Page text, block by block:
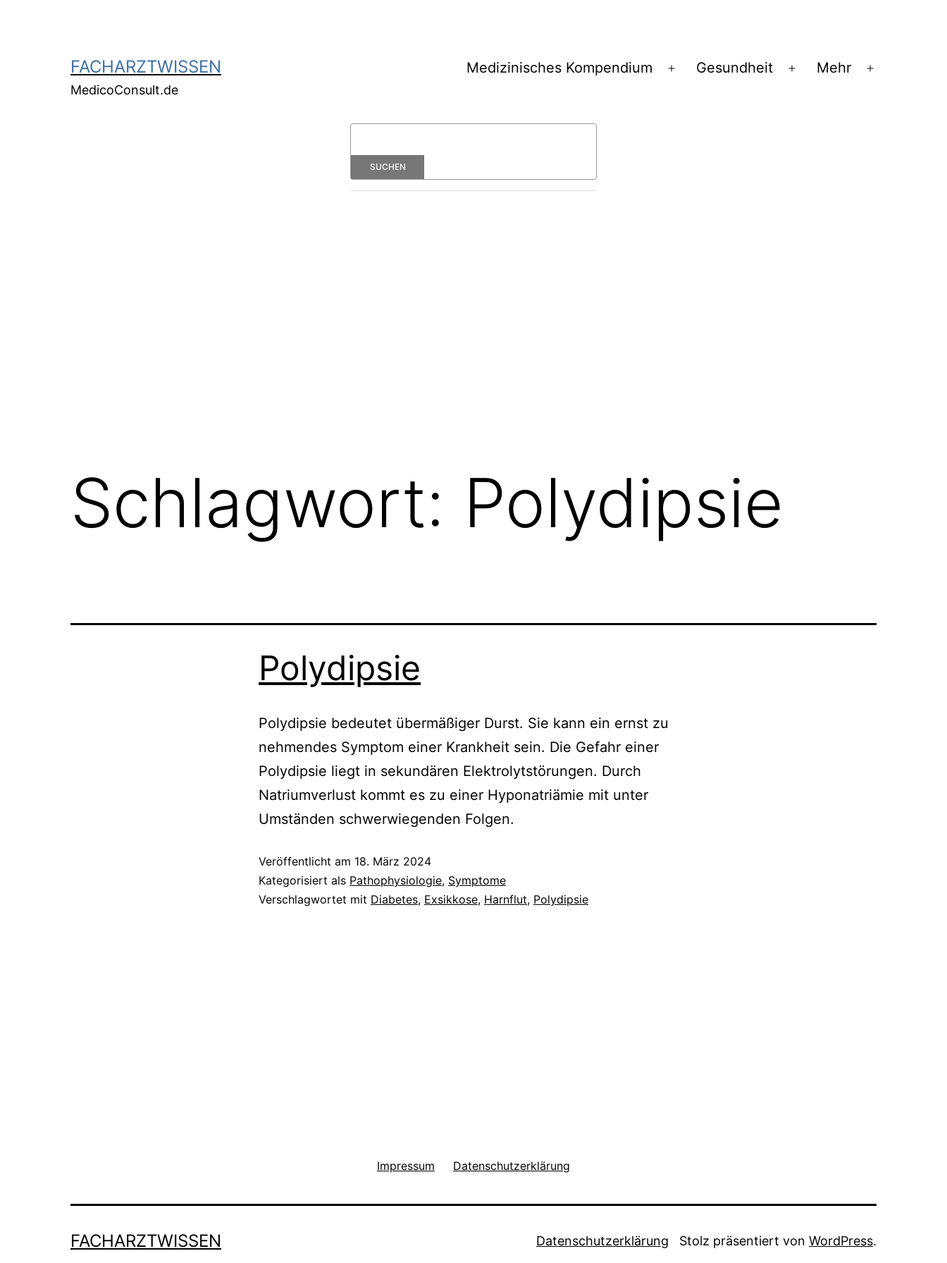
FACHARZTWISSEN
MedicoConsult.de
Medizinisches Kompendium
Menü
Gesundheit
Menü
Mehr
Schlagwort: Polydipsie
Polydipsie
Polydipsie bedeutet übermäßiger Durst. Sie kann ein ernst zu
nehmendes Symptom einer Krankheit sein. Die Gefahr einer
Polydipsie liegt in sekundären Elektrolytstörungen. Durch
Natriumverlust kommt es zu einer Hyponatriämie mit unter
Umständen schwerwiegenden Folgen.
Veröffentlicht am 18. März 2024
Kategorisiert als Pathophysiologie, Symptome
Verschlagwortet mit Diabetes, Exsikkose, Harnflut, Polydipsie
Impressum Datenschutzerklärung
FACHARZTWISSEN Datenschutzerklärung Stolz präsentiert von WordPress.